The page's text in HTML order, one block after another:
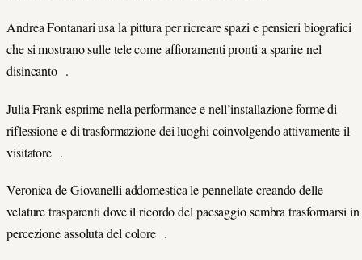
Andrea Fontanari usa la pittura per ricreare spazi e pensieri biografici
che si mostrano sulle tele come affioramenti pronti a sparire nel
disincanto .
Julia Frank esprime nella performance e nell’installazione forme di
riflessione e di trasformazione dei luoghi coinvolgendo attivamente il
visitatore .
Veronica de Giovanelli addomestica le pennellate creando delle
velature trasparenti dove il ricordo del paesaggio sembra trasformarsi in
percezione assoluta del colore .